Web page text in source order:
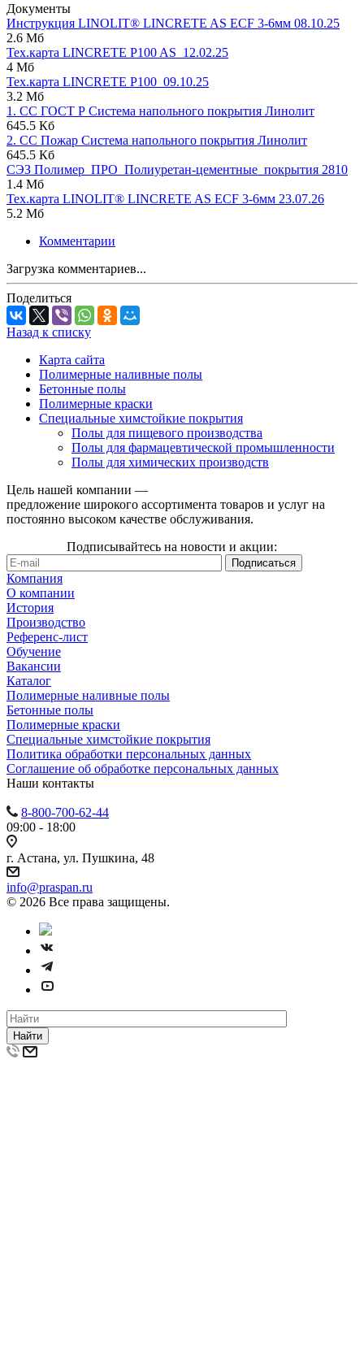
Документы
Инструкция LINOLIT® LINCRETE AS ECF 3-6мм 08.10.25
2.6 Мб
Тех.карта LINCRETE P100 AS_12.02.25
4 Мб
Тех.карта LINCRETE P100_09.10.25
3.2 Мб
1. СС ГОСТ Р Система напольного покрытия Линолит
645.5 Кб
2. СС Пожар Система напольного покрытия Линолит
645.5 Кб
СЭЗ Полимер_ПРО_Полиуретан-цементные_покрытия 2810
1.4 Мб
Тех.карта LINOLIT® LINCRETE AS ECF 3-6мм 23.07.26
5.2 Мб
Комментарии
Загрузка комментариев...
Поделиться
Назад к списку
Карта сайта
Полимерные наливные полы
Бетонные полы
Полимерные краски
Специальные химстойкие покрытия
Полы для пищевого производства
Полы для фармацевтической промышленности
Полы для химических производств
Цель нашей компании —
предложение широкого ассортимента товаров и услуг на
постоянно высоком качестве обслуживания.
Подписывайтесь на новости и акции:
Компания
О компании
История
Производство
Референс-лист
Обучение
Вакансии
Каталог
Полимерные наливные полы
Бетонные полы
Полимерные краски
Специальные химстойкие покрытия
Политика обработки персональных данных
Cоглашение об обработке персональных данных
Наши контакты
8-800-700-62-44
09:00 - 18:00
г. Астана, ул. Пушкина, 48
info@praspan.ru
© 2026 Все права защищены.
Найти